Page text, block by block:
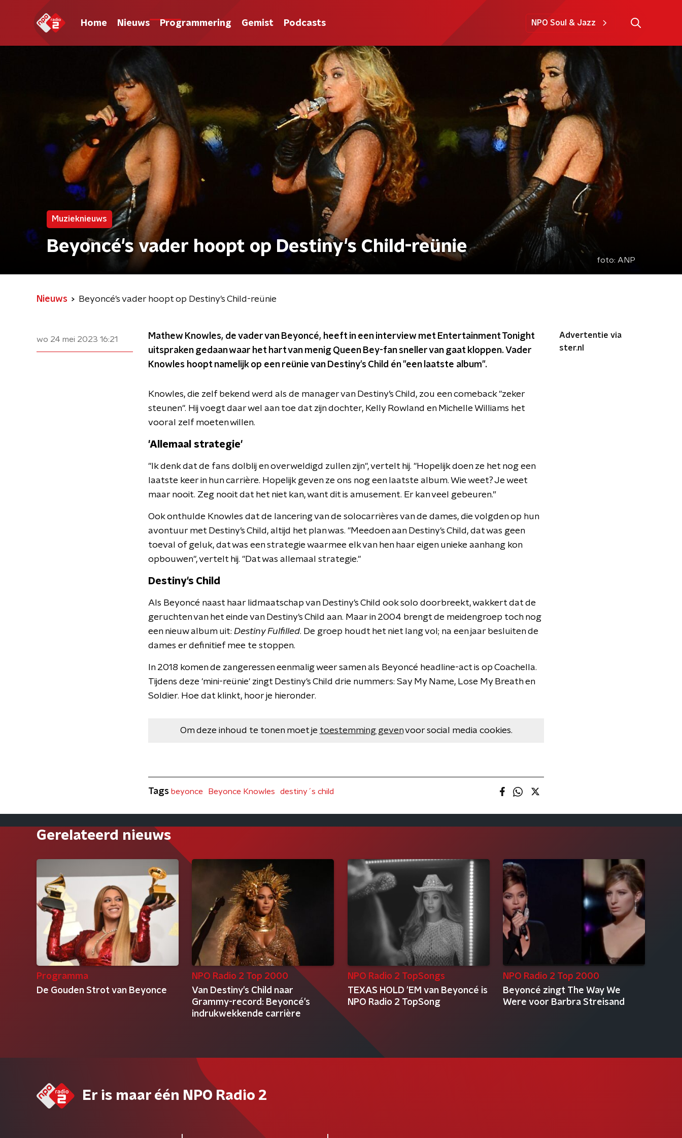
Home Nieuws Programmering Gemist Podcasts NPO Soul & Jazz
Muzieknieuws
Beyoncé's vader hoopt op Destiny's Child-reünie
foto: ANP
Nieuws Beyoncé's vader hoopt op Destiny's Child-reünie
wo 24 mei 2023 16:21
Mathew Knowles, de vader van Beyoncé, heeft in een interview met Entertainment Tonight
uitspraken gedaan waar het hart van menig Queen Bey-fan sneller van gaat kloppen. Vader
Knowles hoopt namelijk op een reünie van Destiny's Child én "een laatste album".
Knowles, die zelf bekend werd als de manager van Destiny’s Child, zou een comeback "zeker
steunen". Hij voegt daar wel aan toe dat zijn dochter, Kelly Rowland en Michelle Williams het
vooral zelf moeten willen.
'Allemaal strategie'
"Ik denk dat de fans dolblij en overweldigd zullen zijn", vertelt hij. "Hopelijk doen ze het nog een
laatste keer in hun carrière. Hopelijk geven ze ons nog een laatste album. Wie weet? Je weet
maar nooit. Zeg nooit dat het niet kan, want dit is amusement. Er kan veel gebeuren.”
Ook onthulde Knowles dat de lancering van de solocarrières van de dames, die volgden op hun
avontuur met Destiny’s Child, altijd het plan was. "Meedoen aan Destiny's Child, dat was geen
toeval of geluk, dat was een strategie waarmee elk van hen haar eigen unieke aanhang kon
opbouwen", vertelt hij. "Dat was allemaal strategie."
Destiny's Child
Als Beyoncé naast haar lidmaatschap van Destiny's Child ook solo doorbreekt, wakkert dat de
geruchten van het einde van Destiny's Child aan. Maar in 2004 brengt de meidengroep toch nog
een nieuw album uit: Destiny Fulfilled. De groep houdt het niet lang vol; na een jaar besluiten de
dames er definitief mee te stoppen.
In 2018 komen de zangeressen eenmalig weer samen als Beyoncé headline-act is op Coachella.
Tijdens deze 'mini-reünie' zingt Destiny's Child drie nummers: Say My Name, Lose My Breath en
Soldier. Hoe dat klinkt, hoor je hieronder.
Om deze inhoud te tonen moet je toestemming gevenvoor social media cookies.
Advertentie via
ster.nl
Tags beyonce Beyonce Knowles destiny´s child
Gerelateerd nieuws
Programma
De Gouden Strot van Beyonce
NPO Radio 2 Top 2000
Van Destiny's Child naar
Grammy-record: Beyoncé's
indrukwekkende carrière
NPO Radio 2 TopSongs
TEXAS HOLD 'EM van Beyoncé is
NPO Radio 2 TopSong
NPO Radio 2 Top 2000
Beyoncé zingt The Way We
Were voor Barbra Streisand
Er is maar één NPO Radio 2